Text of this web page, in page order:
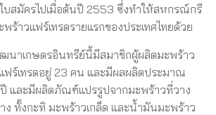
บสมัครไปเมื่อต้นปี 2553 ซึ่งทำให้สหกรณ์กรี
ร้าวแฟร์เทรดรายแรกของประเทศไทยด้วย
นาเกษตรอินทรีย์นี้มีสมาชิกผู้ผลิตมะพร้าว
ฟร์เทรดอยู่ 23 คน และมีผลผลิตประมาณ
และมีผลิตภัณฑ์แปรรูปจากมะพร้าวที่วาง
ทั้งกะทิ มะพร้าวเกล็ด และน้ำมันมะพร้าว